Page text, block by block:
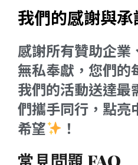
我們的感謝與承
感謝所有贊助企業
無私奉獻，您們的
我們的活動送達最
們攜手同行，點亮
希望
！
常見問題 FAQ